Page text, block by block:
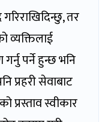
तर
व्यक्तिलाई
पर्ने हुन्छ भनि
प्रहरी सेवाबाट
प्रस्ताव स्वीकार